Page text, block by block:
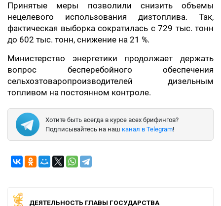
Принятые меры позволили снизить объемы
нецелевого использования дизтоплива. Так,
фактическая выборка сократилась с 729 тыс. тонн
до 602 тыс. тонн, снижение на 21 %.
Министерство энергетики продолжает держать
вопрос бесперебойного обеспечения
сельхозтоваропроизводителей дизельным
топливом на постоянном контроле.
Хотите быть всегда в курсе всех брифингов?
Подписывайтесь на наш канал в Telegram!
ДЕЯТЕЛЬНОСТЬ ГЛАВЫ ГОСУДАРСТВА